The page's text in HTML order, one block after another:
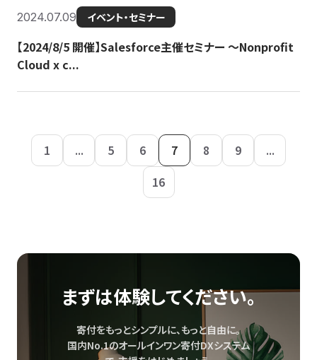
2024.07.09 イベント・セミナー
【2024/8/5 開催】Salesforce主催セミナー 〜Nonprofit
Cloud x c...
1 ... 5 6 7 8 9
...
16
まずは体験してください。
寄付をもっとシンプルに、もっと自由に。
国内No.1のオールインワン寄付DXシステム